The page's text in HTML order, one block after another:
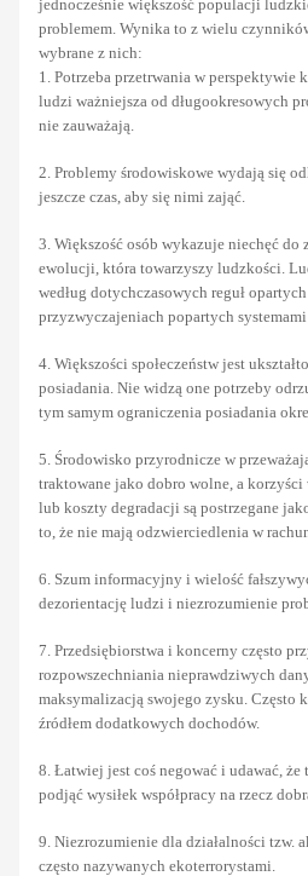
jednocześnie większość populacji
problemem. Wynika to z wielu
wybrane z nich:
1. Potrzeba przetrwania w perspektywie
ludzi ważniejsza od długookresowych
nie zauważają.
2. Problemy środowiskowe wydają się
jeszcze czas, aby się nimi zająć.
3. Większość osób wykazuje niechęć do
ewolucji, która towarzyszy ludzkości.
według dotychczasowych reguł
przyzwyczajeniach popartych
4. Większości społeczeństw jest
posiadania. Nie widzą one potrzeby
tym samym ograniczenia posiadania
5. Środowisko przyrodnicze w
traktowane jako dobro wolne, a
lub koszty degradacji są postrzegane
to, że nie mają odzwierciedlenia w
6. Szum informacyjny i wielość
dezorientację ludzi i niezrozumienie
7. Przedsiębiorstwa i koncerny często
rozpowszechniania nieprawdziwych
maksymalizacją swojego zysku. Często
źródłem dodatkowych dochodów.
8. Łatwiej jest coś negować i udawać,
podjąć wysiłek współpracy na rzecz
9. Niezrozumienie dla działalności tzw.
często nazywanych ekoterrorystami.